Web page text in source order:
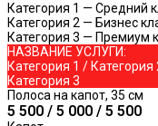
Категория 1 — Средний
Категория 2 — Бизнес
Категория 3 — Премиум
НАЗВАНИЕ УСЛУГИ:
Категория 1 / Категория
Категория 3
Полоса на капот, 35 см
5 500 / 5 000 / 5 500